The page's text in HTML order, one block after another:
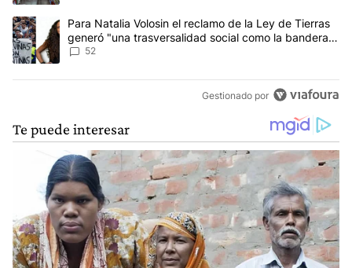
Un artículo de tendencia con el título "Para Natalia Volosin el
Para Natalia Volosin el reclamo de la Ley de Tierras
generó "una trasversalidad social como la bandera
de Malvinas"
52
Gestionado por